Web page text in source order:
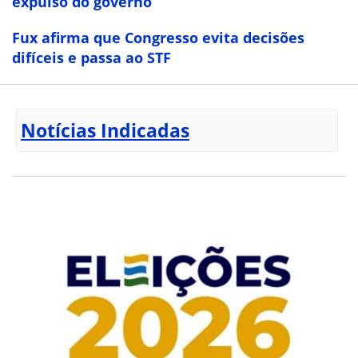
Fux afirma que Congresso evita decisões
difíceis e passa ao STF
Notícias Indicadas